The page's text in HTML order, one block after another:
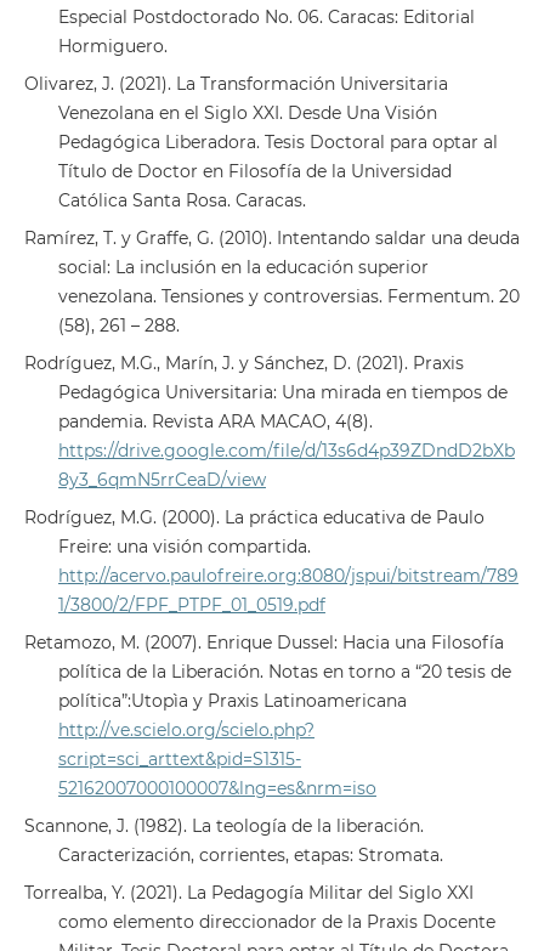
Especial Postdoctorado No. 06. Caracas: Editorial
Hormiguero.
Olivarez, J. (2021). La Transformación Universitaria
Venezolana en el Siglo XXI. Desde Una Visión
Pedagógica Liberadora. Tesis Doctoral para optar al
Título de Doctor en Filosofía de la Universidad
Católica Santa Rosa. Caracas.
Ramírez, T. y Graffe, G. (2010). Intentando saldar una deuda
social: La inclusión en la educación superior
venezolana. Tensiones y controversias. Fermentum. 20
(58), 261 – 288.
Rodríguez, M.G., Marín, J. y Sánchez, D. (2021). Praxis
Pedagógica Universitaria: Una mirada en tiempos de
pandemia. Revista ARA MACAO, 4(8).
https://drive.google.com/file/d/13s6d4p39ZDndD2bXb
8y3_6qmN5rrCeaD/view
Rodríguez, M.G. (2000). La práctica educativa de Paulo
Freire: una visión compartida.
http://acervo.paulofreire.org:8080/jspui/bitstream/789
1/3800/2/FPF_PTPF_01_0519.pdf
Retamozo, M. (2007). Enrique Dussel: Hacia una Filosofía
política de la Liberación. Notas en torno a “20 tesis de
política”:Utopìa y Praxis Latinoamericana
http://ve.scielo.org/scielo.php?
script=sci_arttext&pid=S1315-
52162007000100007&lng=es&nrm=iso
Scannone, J. (1982). La teología de la liberación.
Caracterización, corrientes, etapas: Stromata.
Torrealba, Y. (2021). La Pedagogía Militar del Siglo XXI
como elemento direccionador de la Praxis Docente